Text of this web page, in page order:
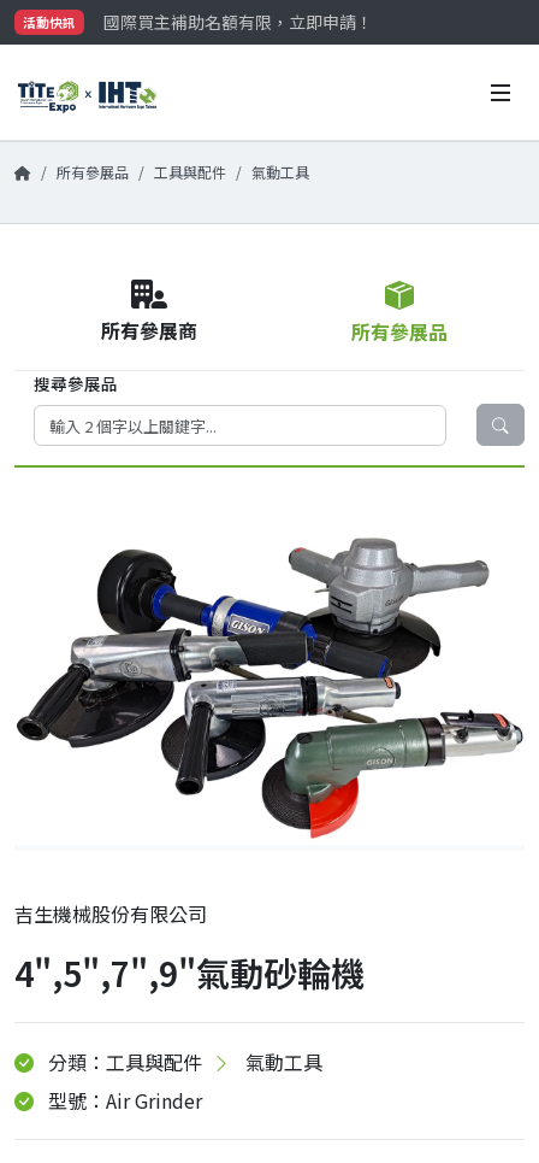
活動快訊
國際買主補助名額有限，立即申請！
參觀門票開放申請中‼️
國際買主補助名額有限，立即申請！
所有參展品 工具與配件 氣動工具
所有參展商 所有參展品
搜尋參展品
吉生機械股份有限公司
4",5",7",9"氣動砂輪機
分類：工具與配件
氣動工具
型號：Air Grinder